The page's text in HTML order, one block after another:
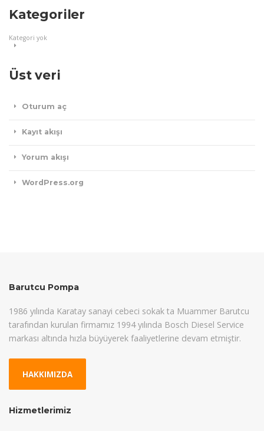
Kategoriler
Kategori yok
Üst veri
Oturum aç
Kayıt akışı
Yorum akışı
WordPress.org
Barutcu Pompa
1986 yılında Karatay sanayi cebeci sokak ta Muammer Barutcu
tarafından kurulan firmamız 1994 yılında Bosch Diesel Service
markası altında hızla büyüyerek faaliyetlerine devam etmiştir.
HAKKIMIZDA
Hizmetlerimiz